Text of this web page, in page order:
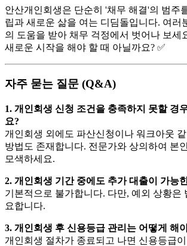
안산개인회생은 단순히 '채무 해결'의 범주
립과 새로운 삶을 여는 디딤돌입니다. 여러
의 도움을 받아 채무 걱정에서 벗어나 보세
새로운 시작을 해야 할 때 아닐까요? ✅
자주 묻는 질문 (Q&A)
1. 개인회생 신청 조건을 충족하지 못할 경
요?
개인회생 외에도 파산신청이나 워크아웃
방법도 존재합니다. 전문가와 상의하여 본
모색하세요.
2. 개인회생 기간 중에도 추가 대출이 가능
기본적으로 불가합니다. 다만, 예외 상황은
요합니다.
3. 개인회생 후 신용등급 관리는 어떻게 해
개인회생 절차가 종료되고 나면 신용등급